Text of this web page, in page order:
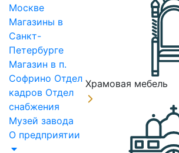
Москве
Магазины в
Санкт-
Петербурге
Магазин в п.
Софрино Отдел
кадров Отдел
снабжения
Музей завода
О предприятии
Храмовая мебель